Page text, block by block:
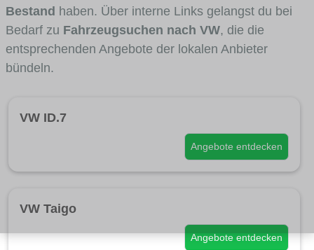
Bestand haben. Über interne Links gelangst du bei
Bedarf zu Fahrzeugsuchen nach VW, die die
entsprechenden Angebote der lokalen Anbieter
bündeln.
VW ID.7
Angebote entdecken
VW Taigo
Angebote entdecken